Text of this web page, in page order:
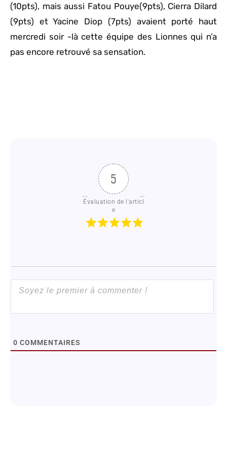
(10pts), mais aussi Fatou Pouye(9pts), Cierra Dilard
(9pts) et Yacine Diop (7pts) avaient porté haut
mercredi soir -là cette équipe des Lionnes qui n’a
pas encore retrouvé sa sensation.
5
Évaluation de l'articl
e
0 COMMENTAIRES